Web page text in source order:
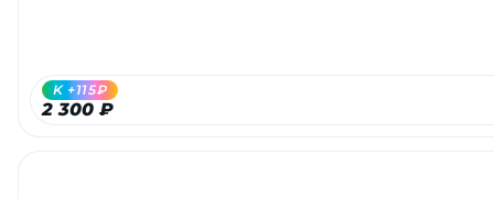
2 300 ₽
K +115₽